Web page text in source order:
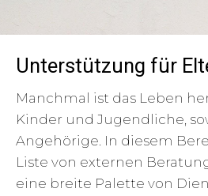
Unterstützung für
Manchmal ist das Leben
Kinder und Jugendliche,
Angehörige. In diesem
Liste von externen
eine breite Palette von